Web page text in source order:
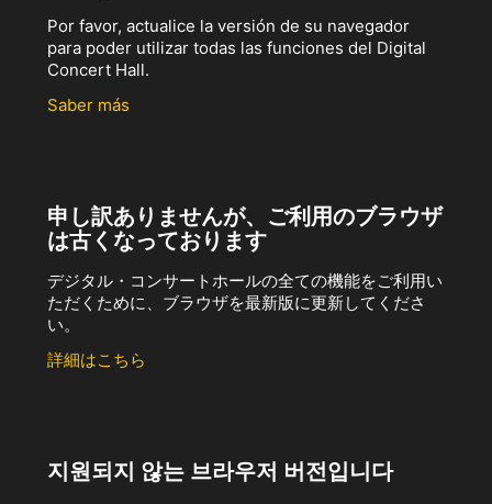
Por favor, actualice la versión de su navegador
para poder utilizar todas las funciones del Digital
Concert Hall.
Saber más
申し訳ありませんが、ご利用のブラウザ
は古くなっております
デジタル・コンサートホールの全ての機能をご利用い
ただくために、ブラウザを最新版に更新してくださ
い。
詳細はこちら
지원되지 않는 브라우저 버전입니다